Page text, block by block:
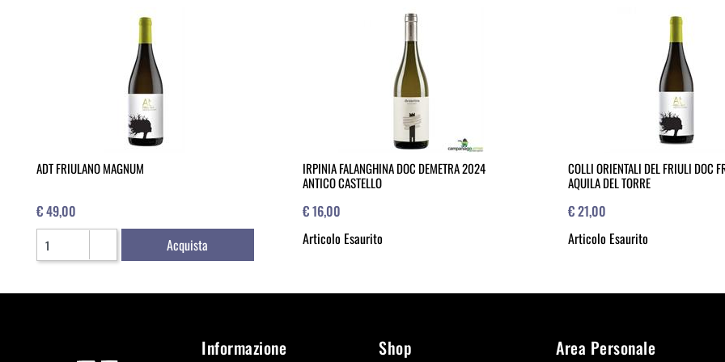
ADT FRIULANO MAGNUM
€ 49,00
Quantità
Acquista
IRPINIA FALANGHINA DOC DEMETRA 2024
ANTICO CASTELLO
€ 16,00
Articolo Esaurito
COLLI ORIENTALI DEL FRIULI DOC
AQUILA DEL TORRE
€ 21,00
Articolo Esaurito
Informazione Shop Area Personale